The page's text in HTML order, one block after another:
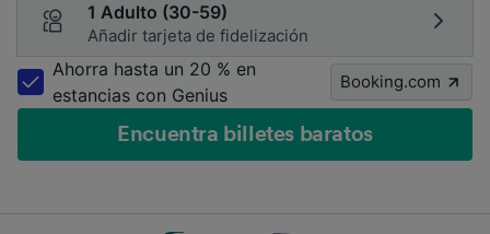
1 Adulto (30-59)
Añadir tarjeta de fidelización
Ahorra hasta un 20 % en
estancias con Genius
Booking.com
Encuentra billetes baratos